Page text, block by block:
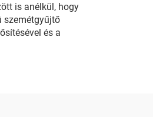
is anélkül, hogy
szemétgyűjtő
és a